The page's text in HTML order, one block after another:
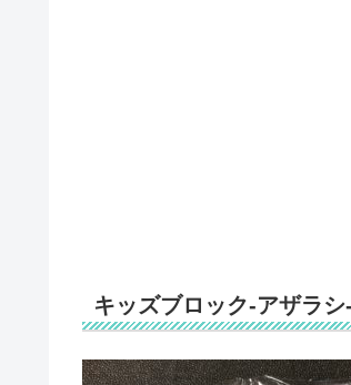
キッズブロック-アザラ